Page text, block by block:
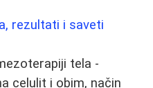
rezultati i saveti
tela -
celulit i obim, način